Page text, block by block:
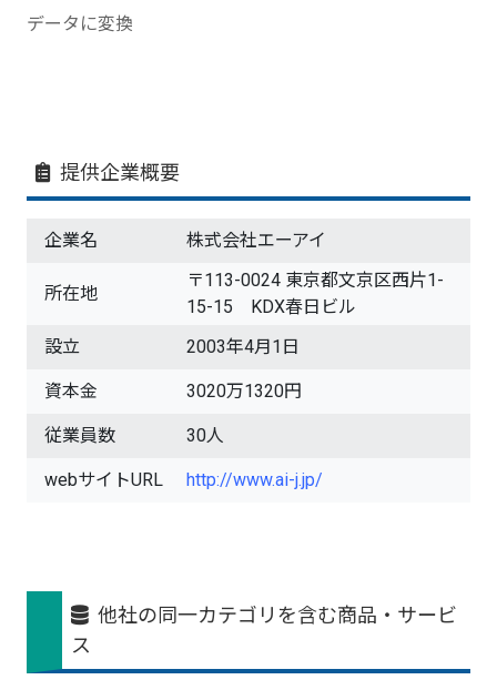
データに変換
提供企業概要
企業名 株式会社エーアイ
所在地
〒113-0024 東京都文京区西片1-
15-15 KDX春日ビル
設立
2003年4月1日
資本金 3020万1320円
従業員数 30人
webサイトURL http://www.ai-j.jp/
他社の同一カテゴリを含む商品・サービ
ス